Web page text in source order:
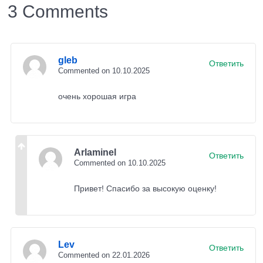
3 Comments
gleb
Commented on 10.10.2025
очень хорошая игра
Ответить
Arlaminel
Commented on 10.10.2025
Привет! Спасибо за высокую оценку!
Ответить
Lev
Commented on 22.01.2026
Ответить